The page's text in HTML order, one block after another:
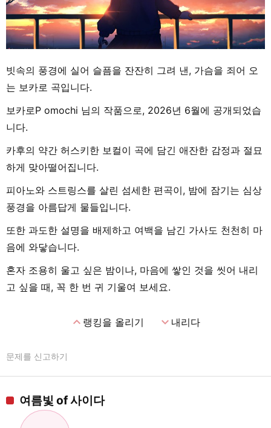
빗속의 풍경에 실어 슬픔을 잔잔히 그려 낸, 가슴을 죄어 오
는 보카로 곡입니다.
보카로P omochi 님의 작품으로, 2026년 6월에 공개되었습
니다.
카후의 약간 허스키한 보컬이 곡에 담긴 애잔한 감정과 절묘
하게 맞아떨어집니다.
피아노와 스트링스를 살린 섬세한 편곡이, 밤에 잠기는 심상
풍경을 아름답게 물들입니다.
또한 과도한 설명을 배제하고 여백을 남긴 가사도 천천히 마
음에 와닿습니다.
혼자 조용히 울고 싶은 밤이나, 마음에 쌓인 것을 씻어 내리
고 싶을 때, 꼭 한 번 귀 기울여 보세요.
expand_less랭킹을 올리기 expand_more내리다
문제를 신고하기
여름빛 of 사이다